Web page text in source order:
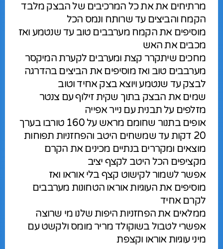
מרתיחים את את כל המרכיבים של הבצק מלבד
הקמח והביצים עד שרותח ונמס הכל
מוסיפים את הקמח מערבבים טוב עד שנטמע ואז
מכבים את האש
מחכים שיתקרר קצת ומערבים לקערת המיקסר
מערבבים טוב ואז מוסיפים את הביצים בהדרגה
לבצק עד שנטמע ויוצא בצק אחיד וטוב
שמים את הבצק בתוך שקית זילוף עם צנטר
מזלפים על תבנית עם נייר אפייה
אופים בתנור שחומם מראש על 160 טורבו בערך
20 דקות עד שמשחים היטב והפחזניות תפוחות
מוצאים ומקררים בנתיים מכינים את הקרם
מקציפים הכל היטב לקצף יציב
אפשר לשמור לקישוט קצף בלי אוראו ואז
מוסיפים את העוגיות אוראו הטחונות מערבבים
לקרם אחיד
ממלאים את הפחזניות היפות שלנו מי שרוצה
אפשרי לטבול בשוקולד מריר מומס ולקשט עם
מיני עוגיות אוראו וקצפת